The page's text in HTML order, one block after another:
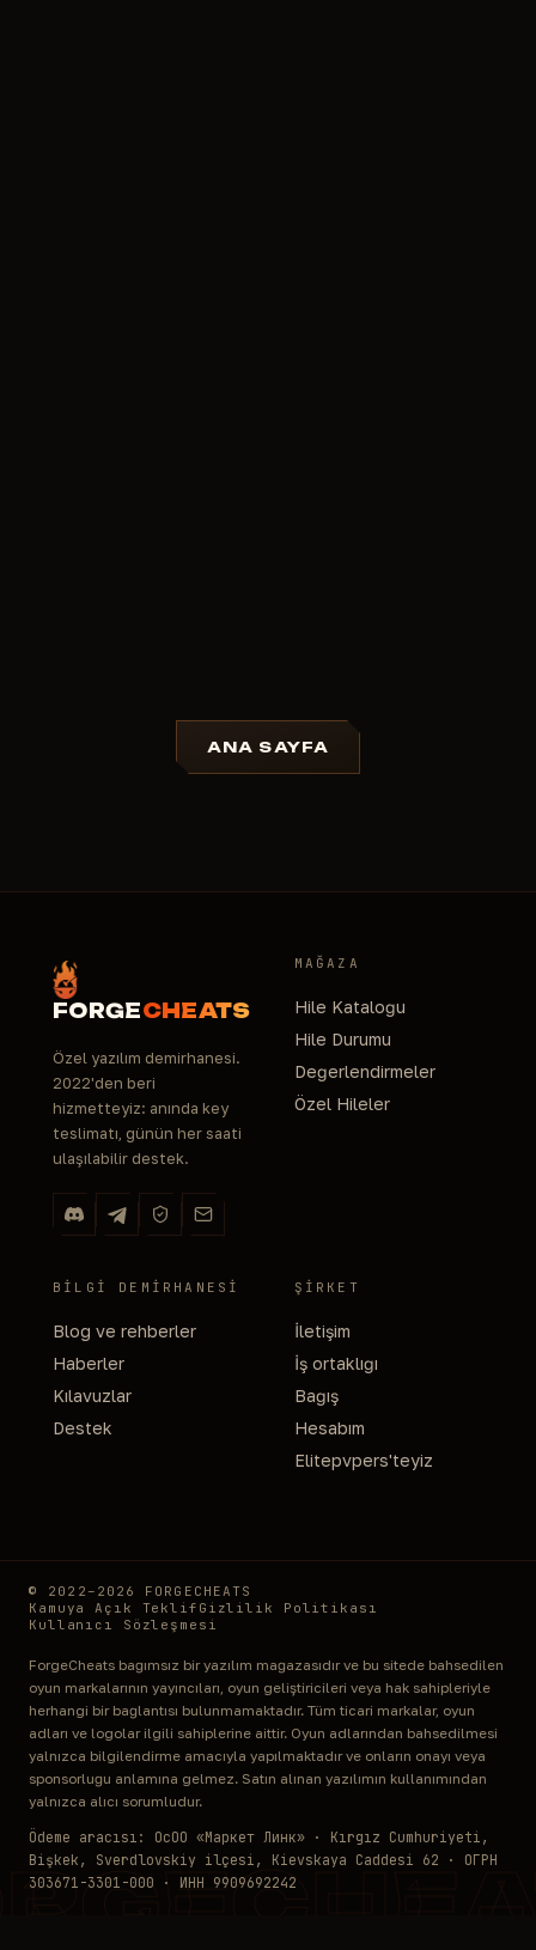
ANA SAYFA
FORGECHEATS
Özel yazılım demirhanesi.
2022'den beri
hizmetteyiz: anında key
teslimatı, günün her saati
ulaşılabilir destek.
MAĞAZA
Hile Kataloğu
Hile Durumu
Değerlendirmeler
Özel Hileler
BILGI DEMIRHANESI
Blog ve rehberler
Haberler
Kılavuzlar
Destek
ŞIRKET
İletişim
İş ortaklığı
Bağış
Hesabım
Elitepvpers'teyiz
© 2022–2026 FORGECHEATS
Kamuya Açık Teklif Gizlilik Politikası
Kullanıcı Sözleşmesi
ForgeCheats bağımsız bir yazılım mağazasıdır ve bu sitede bahsedilen
oyun markalarının yayıncıları, oyun geliştiricileri veya hak sahipleriyle
herhangi bir bağlantısı bulunmamaktadır. Tüm ticari markalar, oyun
adları ve logolar ilgili sahiplerine aittir. Oyun adlarından bahsedilmesi
yalnızca bilgilendirme amacıyla yapılmaktadır ve onların onayı veya
sponsorluğu anlamına gelmez. Satın alınan yazılımın kullanımından
yalnızca alıcı sorumludur.
Ödeme aracısı: ОсОО «Маркет Линк» · Kırgız Cumhuriyeti,
Bişkek, Sverdlovskiy ilçesi, Kievskaya Caddesi 62 · ОГРН
303671-3301-000 · ИНН 9909692242